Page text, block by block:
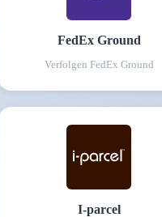
FedEx Ground
Verfolgen FedEx Ground
I-parcel